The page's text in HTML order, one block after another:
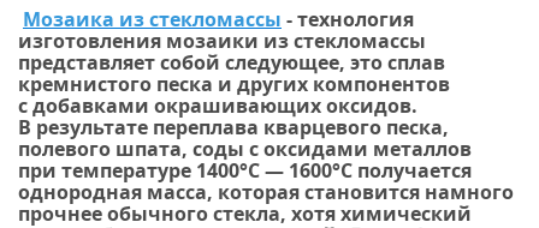
Мозаика из стекломассы - технология
изготовления мозаики из стекломассы
представляет собой следующее, это сплав
кремнистого песка и других компонентов
с добавками окрашивающих оксидов.
В результате переплава кварцевого песка,
полевого шпата, соды с оксидами металлов
при температуре 1400°С — 1600°С получается
однородная масса, которая становится намного
прочнее обычного стекла, хотя химический